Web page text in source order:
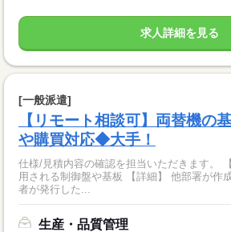
求人詳細を見る
[一般派遣]
【リモート相談可】両替機の
や購買対応◆大手！
仕様/見積内容の確認を担当いただきます。 【製品】 両替機などに使
用される制御盤や基板 【詳細】 他部署が作成した仕様書や、外注業
者が発行した...
生産・品質管理